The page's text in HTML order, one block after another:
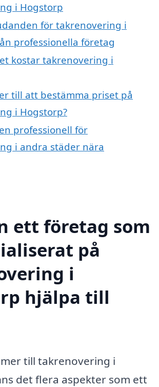
i Hogstorp
för takrenovering i
professionella företag
kostar takrenovering i
till att bestämma priset på
i Hogstorp?
professionell för
i andra städer nära
ett företag som
på
i
hjälpa till
till takrenovering i
det flera aspekter som ett